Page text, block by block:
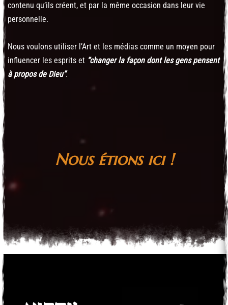
contenu qu’ils créent, et par la même occasion dans leur vie
personnelle.
Nous voulons utiliser l’Art et les médias comme un moyen pour
influencer les esprits et “changer la façon dont les gens pensent
à propos de Dieu”.
Nous étions ici !